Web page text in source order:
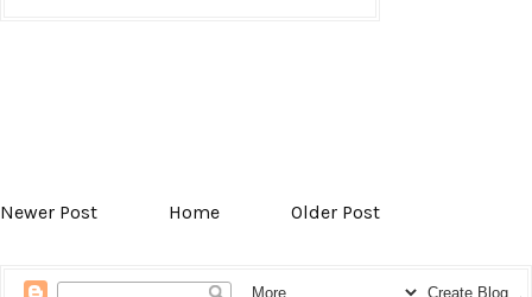
Newer Post Home Older Post